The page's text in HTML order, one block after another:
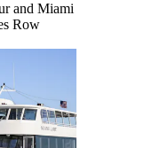
and Miami
Row